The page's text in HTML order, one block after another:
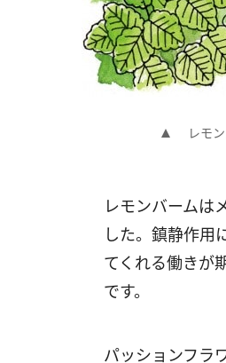
レモ
レモンバームは
した。鎮静作用
てくれる働きが
です。
パッションフラ